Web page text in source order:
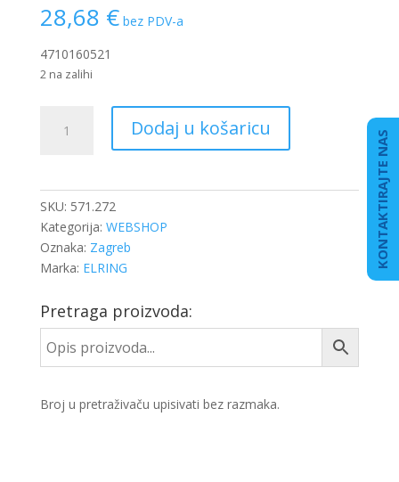
28,68 € bez PDV-a
4710160521
2 na zalihi
POKLOPCA
količina
Dodaj u košaricu
SKU: 571.272
Kategorija: WEBSHOP
Oznaka: Zagreb
Marka: ELRING
Pretraga proizvoda:
Broj u pretraživaču upisivati bez razmaka.
KONTAKTIRAJTE NAS